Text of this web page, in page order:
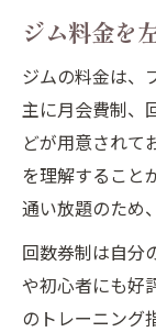
ジム料金を
ジムの料金は、
主に月会費制、
どが用意されて
を理解すること
通い放題のため
回数券制は自分
や初心者にも好
のトレーニング